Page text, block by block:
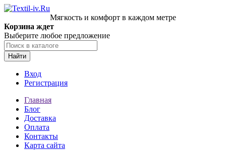
Мягкость и комфорт в каждом метре
Корзина ждет
Выберите любое предложение
Найти
Вход
Регистрация
Главная
Блог
Доставка
Оплата
Контакты
Карта сайта